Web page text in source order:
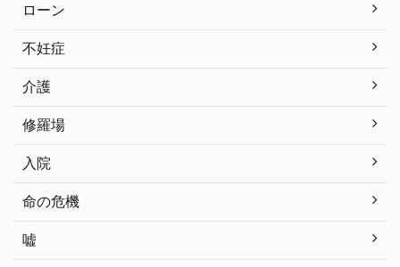
ローン
不妊症
介護
修羅場
入院
命の危機
嘘